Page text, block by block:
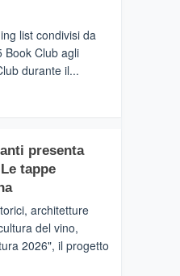
list condivisi da
Book Club agli
durante il...
presenta
tappe
architetture
del vino,
2026", il progetto